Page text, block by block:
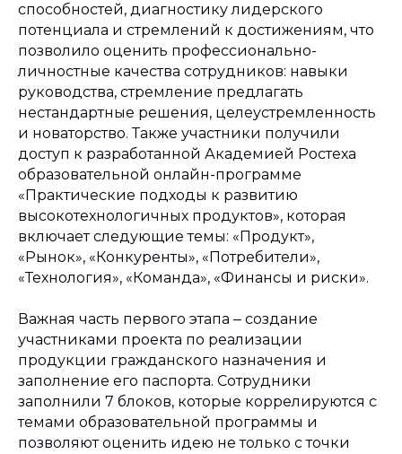
способностей, диагностику лидерского
потенциала и стремлений к достижениям, что
позволило оценить профессионально-
личностные качества сотрудников: навыки
руководства, стремление предлагать
нестандартные решения, целеустремленность
и новаторство. Также участники получили
доступ к разработанной Академией Ростеха
образовательной онлайн-программе
«Практические подходы к развитию
высокотехнологичных продуктов», которая
включает следующие темы: «Продукт»,
«Рынок», «Конкуренты», «Потребители»,
«Технология», «Команда», «Финансы и риски».
Важная часть первого этапа ‒ создание
участниками проекта по реализации
продукции гражданского назначения и
заполнение его паспорта. Сотрудники
заполнили 7 блоков, которые коррелируются с
темами образовательной программы и
позволяют оценить идею не только с точки